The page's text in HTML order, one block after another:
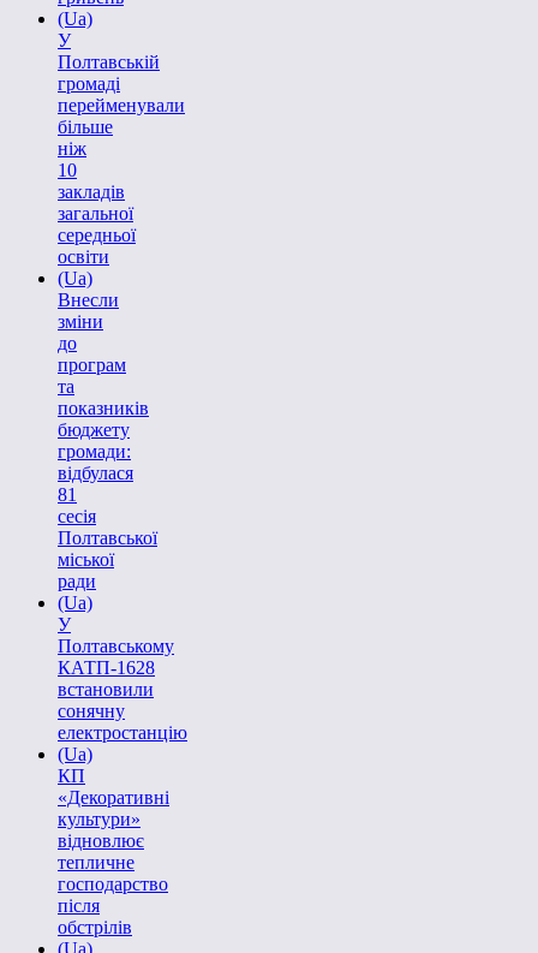
(Ua)
У
Полтавській
громаді
перейменували
більше
ніж
10
закладів
загальної
середньої
освіти
(Ua)
Внесли
зміни
до
програм
та
показників
бюджету
громади:
відбулася
81
сесія
Полтавської
міської
ради
(Ua)
У
Полтавському
КАТП-1628
встановили
сонячну
електростанцію
(Ua)
КП
«Декоративні
культури»
відновлює
тепличне
господарство
після
обстрілів
(Ua)